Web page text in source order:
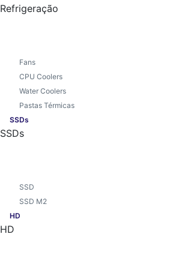
Refrigeração
Fans
CPU Coolers
Water Coolers
Pastas Térmicas
SSDs
SSDs
SSD
SSD M2
HD
HD